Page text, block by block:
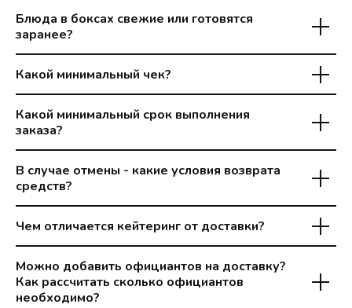
Блюда в боксах свежие или готовятся
заранее?
Какой минимальный чек?
Какой минимальный срок выполнения
заказа?
В случае отмены - какие условия возврата
средств?
Чем отличается кейтеринг от доставки?
Можно добавить официантов на доставку?
Как рассчитать сколько официантов
необходимо?